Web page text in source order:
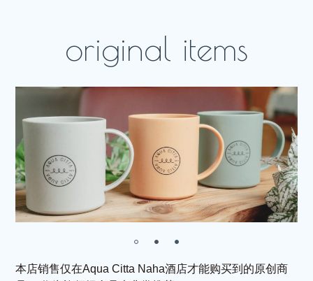
本店销售仅在Aqua Citta Naha酒店才能购买到的原创商